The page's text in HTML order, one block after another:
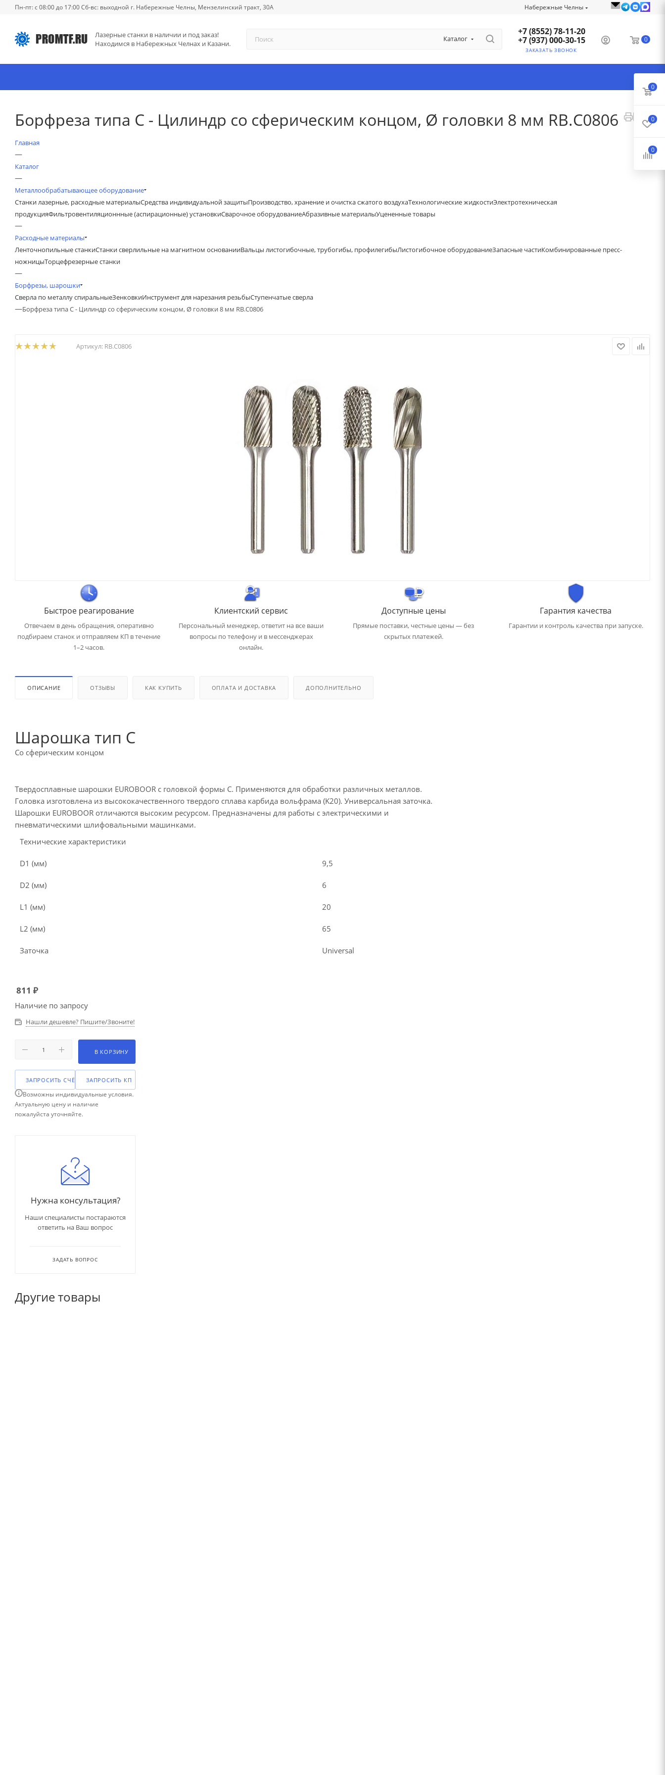
Пн-пт: с 08:00 до 17:00 Сб-вс: выходной г. Набережные Челны, Мензелинский тракт, 30А Набережные Челны
Лазерные станки в наличии и под заказ!
Находимся в Набережных Челнах и Казани.
Каталог
+7 (8552) 78-11-20
+7 (937) 000-30-15
ЗАКАЗАТЬ ЗВОНОК
0
Борфреза типа C - Цилиндр со сферическим концом, Ø головки 8 мм RB.C0806
Главная
—
Каталог
—
Металлообрабатывающее оборудование
Станки лазерные, расходные материалыСредства индивидуальной защитыПроизводство, хранение и очистка сжатого воздухаТехнологические жидкостиЭлектротехническая
продукцияФильтровентиляционнные (аспирационные) установкиСварочное оборудованиеАбразивные материалыУцененные товары
—
Расходные материалы
Ленточнопильные станкиСтанки сверлильные на магнитном основанииВальцы листогибочные, трубогибы, профилегибыЛистогибочное оборудованиеЗапасные частиКомбинированные пресс-
ножницыТорцефрезерные станки
—
Борфрезы, шарошки
Сверла по металлу спиральныеЗенковкиИнструмент для нарезания резьбыСтупенчатые сверла
—Борфреза типа C - Цилиндр со сферическим концом, Ø головки 8 мм RB.C0806
Артикул: RB.C0806
Быстрое реагирование
Отвечаем в день обращения, оперативно
подбираем станок и отправляем КП в течение
1–2 часов.
Клиентский сервис
Персональный менеджер, ответит на все ваши
вопросы по телефону и в мессенджерах
онлайн.
Доступные цены
Прямые поставки, честные цены — без
скрытых платежей.
Гарантия качества
Гарантии и контроль качества при запуске.
ОПИСАНИЕ ОТЗЫВЫ КАК КУПИТЬ ОПЛАТА И ДОСТАВКА ДОПОЛНИТЕЛЬНО
Шарошка тип С
Со сферическим концом
Твердосплавные шарошки EUROBOOR с головкой формы C. Применяются для обработки различных металлов.
Головка изготовлена из высококачественного твердого сплава карбида вольфрама (K20). Универсальная заточка.
Шарошки EUROBOOR отличаются высоким ресурсом. Предназначены для работы с электрическими и
пневматическими шлифовальными машинками.
Технические характеристики
D1 (мм) 9,5
D2 (мм) 6
L1 (мм) 20
L2 (мм) 65
Заточка Universal
811 ₽
Наличие по запросу
Нашли дешевле? Пишите/Звоните!
В КОРЗИНУ
ЗАПРОСИТЬ СЧЁТ ЗАПРОСИТЬ КП
Возможны индивидуальные условия.
Актуальную цену и наличие
пожалуйста уточняйте.
Нужна консультация?
Наши специалисты постараются
ответить на Ваш вопрос
ЗАДАТЬ ВОПРОС
Другие товары
0
0
0